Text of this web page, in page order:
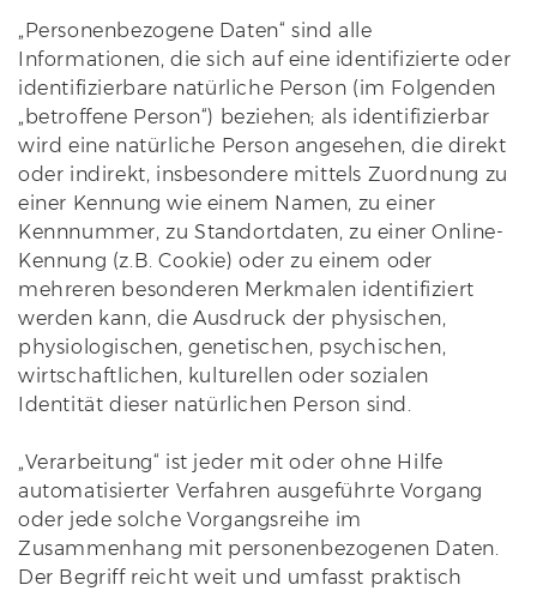
„Personenbezogene Daten“ sind alle
Informationen, die sich auf eine identifizierte oder
identifizierbare natürliche Person (im Folgenden
„betroffene Person“) beziehen; als identifizierbar
wird eine natürliche Person angesehen, die direkt
oder indirekt, insbesondere mittels Zuordnung zu
einer Kennung wie einem Namen, zu einer
Kennnummer, zu Standortdaten, zu einer Online-
Kennung (z.B. Cookie) oder zu einem oder
mehreren besonderen Merkmalen identifiziert
werden kann, die Ausdruck der physischen,
physiologischen, genetischen, psychischen,
wirtschaftlichen, kulturellen oder sozialen
Identität dieser natürlichen Person sind.
„Verarbeitung“ ist jeder mit oder ohne Hilfe
automatisierter Verfahren ausgeführte Vorgang
oder jede solche Vorgangsreihe im
Zusammenhang mit personenbezogenen Daten.
Der Begriff reicht weit und umfasst praktisch